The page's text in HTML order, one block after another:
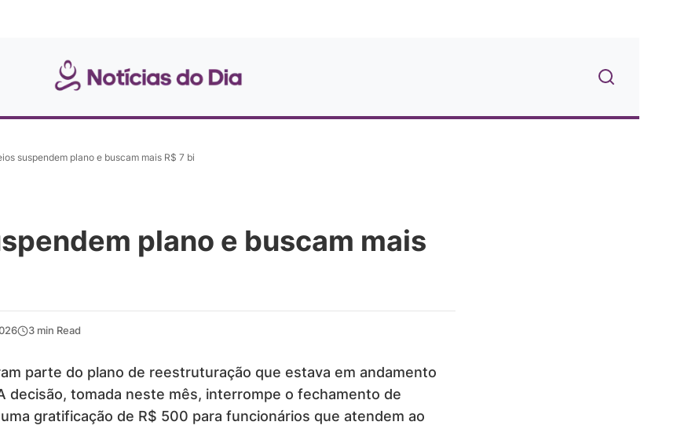
suspendem plano e buscam mais R$ 7 bi
plano e buscam mais
3 min Read
parte do plano de reestruturação que estava em andamento
decisão, tomada neste mês, interrompe o fechamento de
gratificação de R$ 500 para funcionários que atendem ao